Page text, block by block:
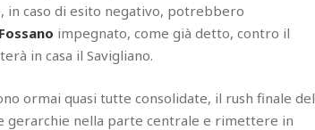
in caso di esito negativo, potrebbero
Fossano impegnato, come già detto, contro il
in casa il Savigliano.
ormai quasi tutte consolidate, il rush finale del
nella parte centrale e rimettere in